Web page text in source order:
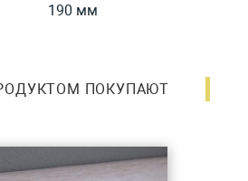
190 мм
ПОКУПАЮТ